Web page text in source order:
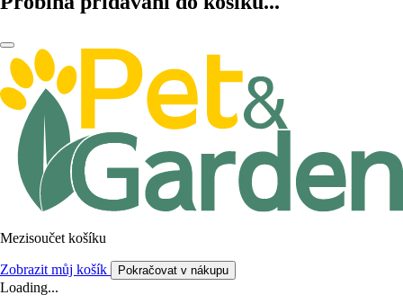
Mezisoučet košíku
Zobrazit můj košík Pokračovat v nákupu
Loading...